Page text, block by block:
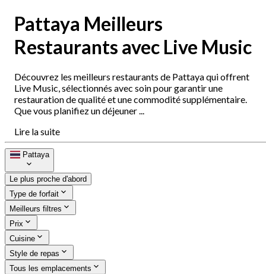
Pattaya Meilleurs
Restaurants avec Live Music
Découvrez les meilleurs restaurants de Pattaya qui offrent
Live Music, sélectionnés avec soin pour garantir une
restauration de qualité et une commodité supplémentaire.
Que vous planifiez un déjeuner ...
Lire la suite
Pattaya
Le plus proche d'abord
Type de forfait
Meilleurs filtres
Prix
Cuisine
Style de repas
Tous les emplacements